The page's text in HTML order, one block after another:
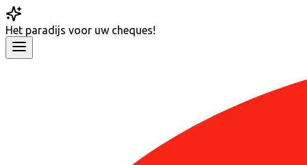
Het paradijs voor uw cheques!